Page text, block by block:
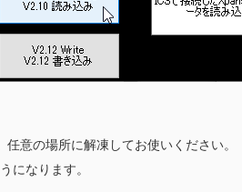
意の場所に解凍してお使いください。
になります。